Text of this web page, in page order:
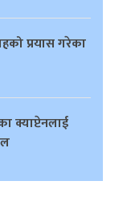
प्रयास गरेका
क्याप्टेनलाई